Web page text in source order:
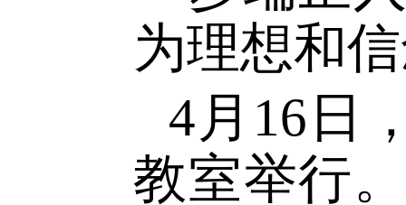
自学、视
一步端
为理想和